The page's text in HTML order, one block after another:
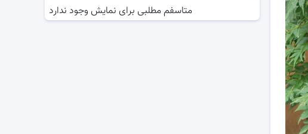
متاسفم مطلبی برای نمایش وجود ندارد